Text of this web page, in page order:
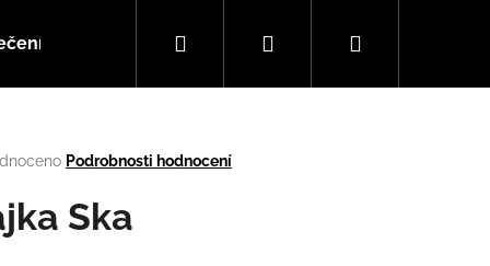
Hudba
Hledat PřihlášeníNákupní
Podrobnosti hodnocení
Ska